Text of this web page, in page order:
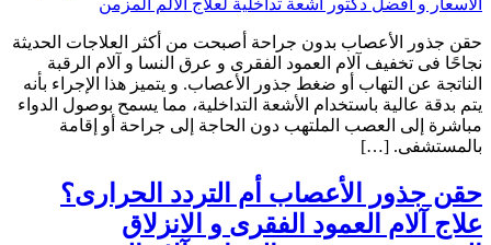
حقن جذور الأعصاب بدون جراحة أصبحت من أكثر العلاجات الحديثة
نجاحًا فى تخفيف آلام العمود الفقرى و عرق النسا و آلام الرقبة
الناتجة عن التهاب أو ضغط جذور الأعصاب. و يتميز هذا الإجراء بأنه
يتم بدقة عالية باستخدام الأشعة التداخلية، مما يسمح بوصول الدواء
مباشرة إلى العصب الملتهب دون الحاجة إلى جراحة أو إقامة
بالمستشفى. […]
حقن جذور الأعصاب أم التردد الحرارى؟
علاج آلام العمود الفقرى و الانزلاق